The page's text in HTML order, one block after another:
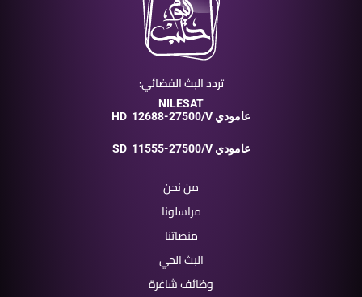
تردد البث الفضائي:
NILESAT
HD
12688-27500/V عامودي
SD 11555-27500/V عامودي
من نحن
مراسلونا
منصاتنا
البث الحي
وظائف شاغرة